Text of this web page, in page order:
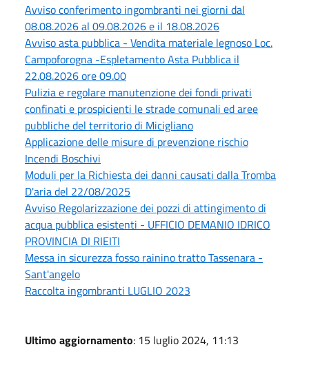
Avviso conferimento ingombranti nei giorni dal
08.08.2026 al 09.08.2026 e il 18.08.2026
Avviso asta pubblica - Vendita materiale legnoso Loc.
Campoforogna -Espletamento Asta Pubblica il
22.08.2026 ore 09.00
Pulizia e regolare manutenzione dei fondi privati
confinati e prospicienti le strade comunali ed aree
pubbliche del territorio di Micigliano
Applicazione delle misure di prevenzione rischio
Incendi Boschivi
Moduli per la Richiesta dei danni causati dalla Tromba
D'aria del 22/08/2025
Avviso Regolarizzazione dei pozzi di attingimento di
acqua pubblica esistenti - UFFICIO DEMANIO IDRICO
PROVINCIA DI RIEITI
Messa in sicurezza fosso rainino tratto Tassenara -
Sant'angelo
Raccolta ingombranti LUGLIO 2023
Ultimo aggiornamento: 15 luglio 2024, 11:13